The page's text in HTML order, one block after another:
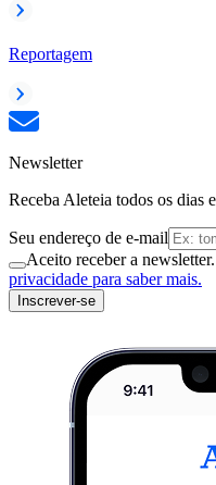
Reportagem
Newsletter
Receba Aleteia todos os dias
Seu endereço de e-mail
Aceito receber a
privacidade para saber mais.
Inscrever-se